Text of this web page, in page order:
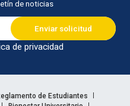
de noticias
de privacidad
de Estudiantes